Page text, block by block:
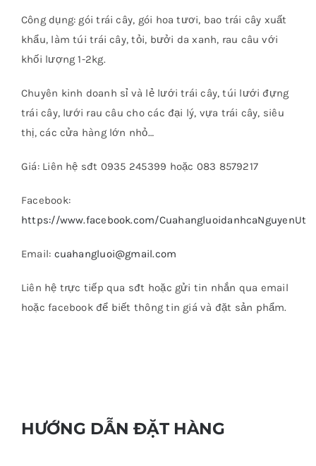
Công dụng: gói trái cây, gói hoa tươi, bao trái cây xuất
khẩu, làm túi trái cây, tỏi, bưởi da xanh, rau câu với
khối lượng 1-2kg.
Chuyên kinh doanh sỉ và lẻ lưới trái cây, túi lưới đựng
trái cây, lưới rau câu cho các đại lý, vựa trái cây, siêu
thị, các cửa hàng lớn nhỏ…
Giá: Liên hệ sđt 0935 245399 hoặc 083 8579217
Facebook:
https://www.facebook.com/CuahangluoidanhcaNguyenUt
Email: cuahangluoi@gmail.com
Liên hệ trực tiếp qua sđt hoặc gửi tin nhắn qua email
hoặc facebook để biết thông tin giá và đặt sản phẩm.
HƯỚNG DẪN ĐẶT HÀNG